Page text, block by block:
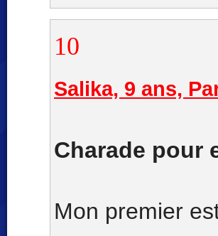
10
Salika, 9 ans,
Charade pour
Mon premier